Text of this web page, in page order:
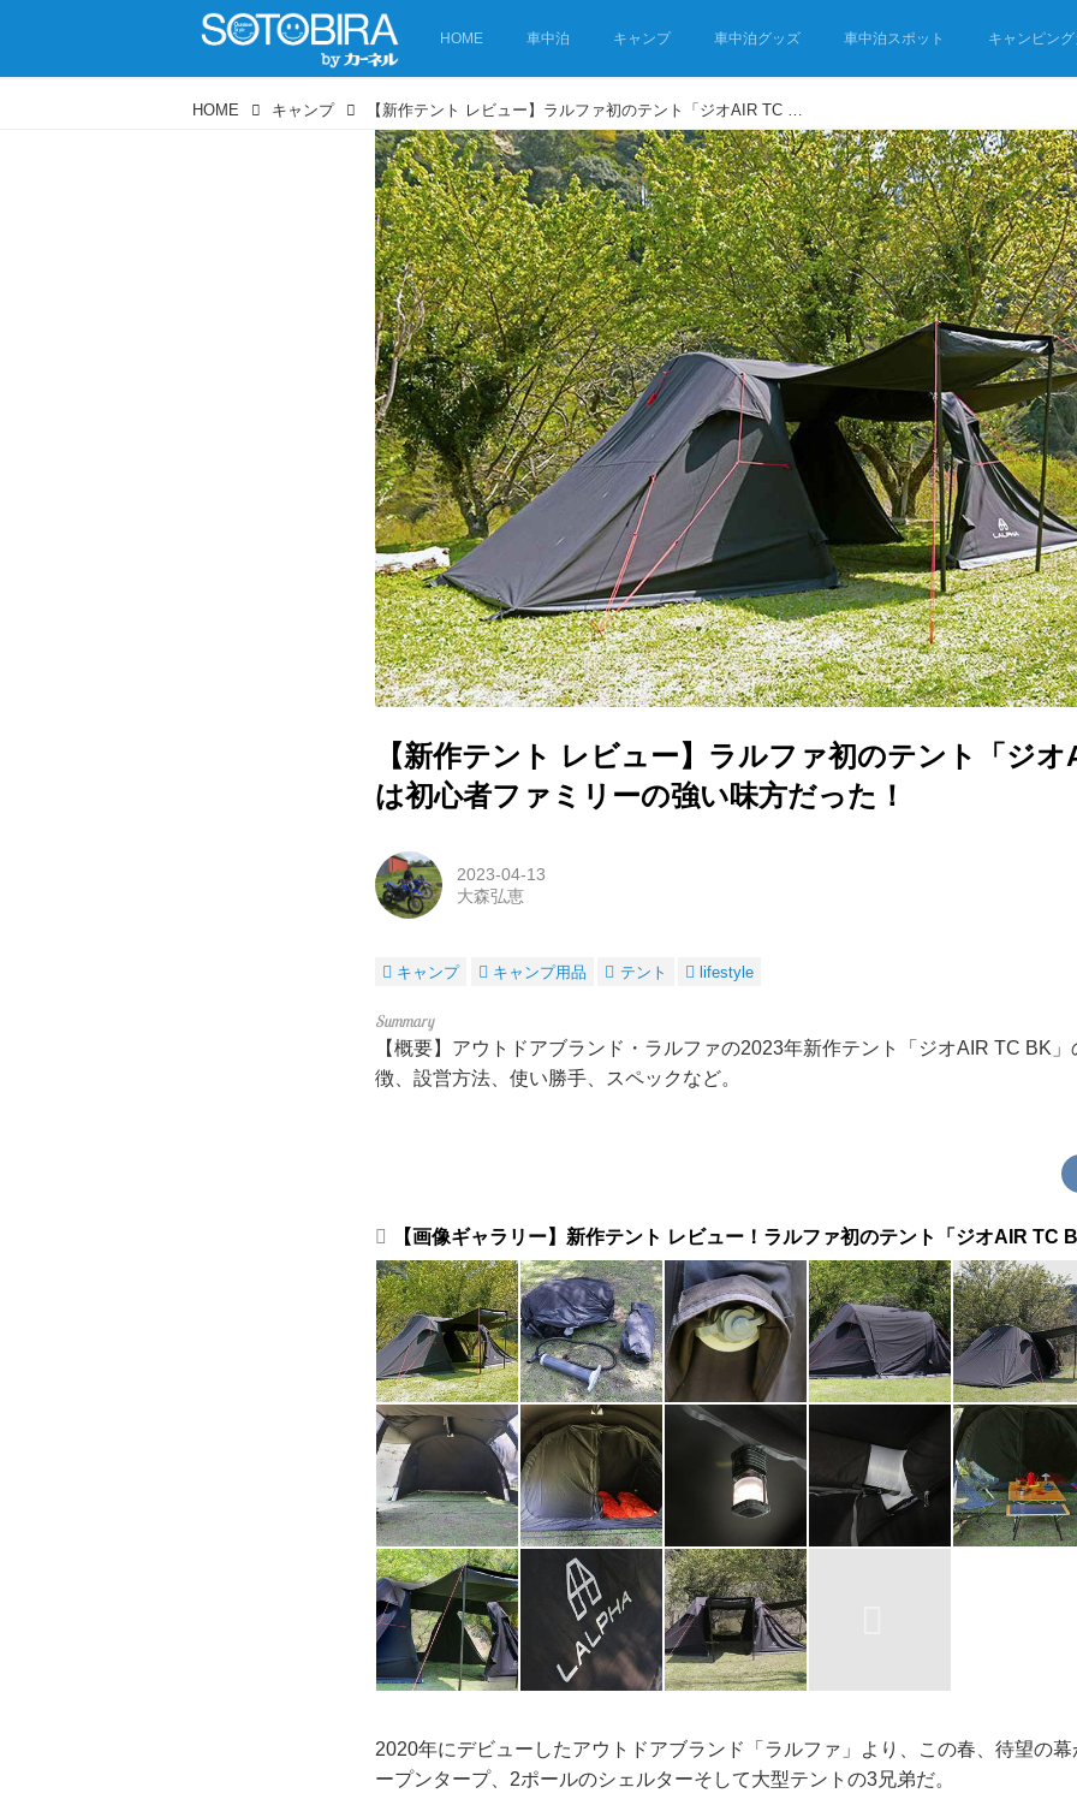
HOME 車中泊 キャンプ 車中泊グッズ 車中泊スポット キャンピン
HOME キャンプ 【新作テント レビュー】ラルファ初のテント「ジオAIR TC BK」は初心者ファミリーの強い味方だった！
【新作テント レビュー】ラルファ初のテント「ジ
は初心者ファミリーの強い味方だった！
2023-04-13
大森弘恵
キャンプ キャンプ用品 テント lifestyle
【概要】アウトドアブランド・ラルファの2023年新作テント「ジオAIR TC BK
徴、設営方法、使い勝手、スペックなど。
【画像ギャラリー】新作テント レビュー！ラルファ初のテント「ジオAIR TC
2020年にデビューしたアウトドアブランド「ラルファ」より、この春、待望の
ープンタープ、2ポールのシェルターそして大型テントの3兄弟だ。